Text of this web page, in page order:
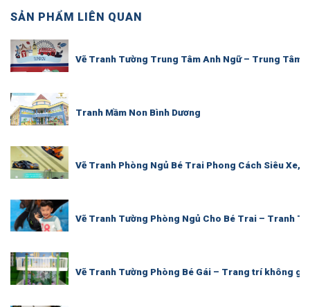
SẢN PHẨM LIÊN QUAN
Vẽ Tranh Tường Trung Tâm Anh Ngữ – Trung Tâm
Tranh Mầm Non Bình Dương
Vẽ Tranh Phòng Ngủ Bé Trai Phong Cách Siêu Xe,
Vẽ Tranh Tường Phòng Ngủ Cho Bé Trai – Tranh
Vẽ Tranh Tường Phòng Bé Gái – Trang trí không